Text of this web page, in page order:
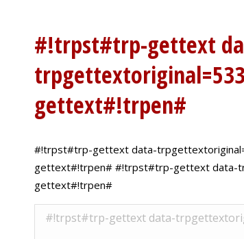
#!trpst#trp-gettext
gettext#!trpen#
#!trpst#trp-gettext data-
gettext#!trpen# #!trpst#trp-gettext data-
gettext#!trpen#
#!trpst#trp-gettext data-